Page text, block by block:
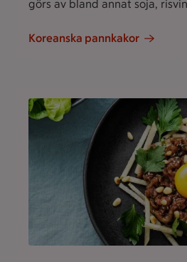
görs av bland annat soja,
Koreanska pannkakor